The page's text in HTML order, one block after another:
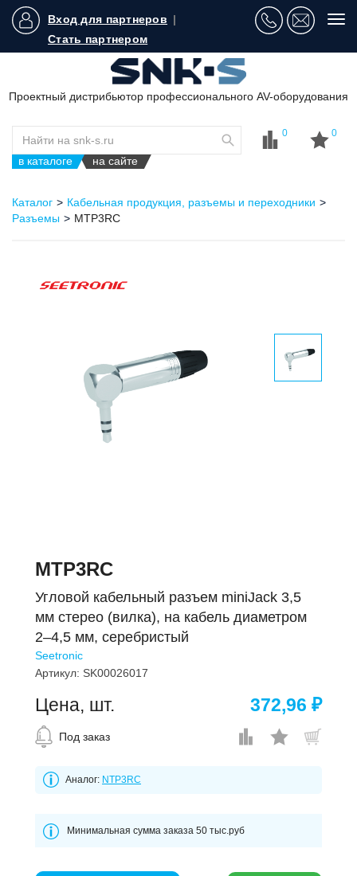
Вход для партнеров |
Стать партнером
Проектный дистрибьютор профессионального AV-оборудования
в каталоге на сайте
0 0
Каталог
Кабельная продукция, разъемы и переходники
Разъемы
MTP3RC
MTP3RC
Угловой кабельный разъем miniJack 3,5
мм стерео (вилка), на кабель диаметром
2–4,5 мм, серебристый
Seetronic
Артикул: SK00026017
Цена, шт. 372,96 ₽
Под заказ
Аналог: NTP3RC
Минимальная сумма заказа 50 тыс.руб